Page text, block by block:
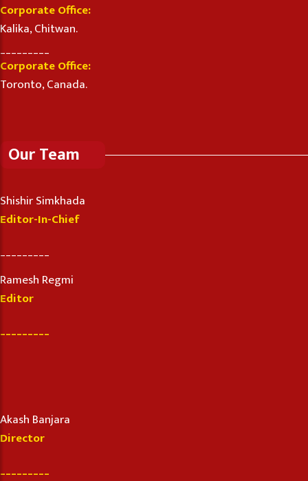
Corporate Office:
Kalika, Chitwan.
Corporate Office:
Toronto, Canada.
Our Team
Shishir Simkhada
Editor-In-Chief
Ramesh Regmi
Editor
_________
Akash Banjara
Director
_________